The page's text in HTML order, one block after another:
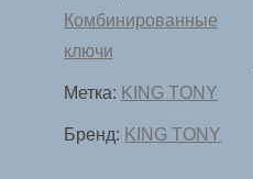
32
Комбинированные
ключи
Метка: KING TONY
Бренд: KING TONY